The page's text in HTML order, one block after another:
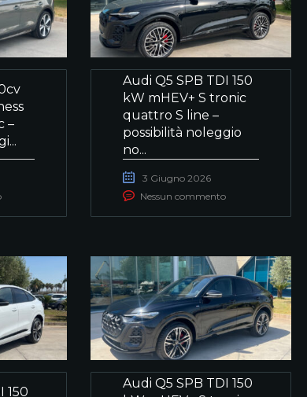
–
Audi Q5 SPB TDI 150
kW mHEV+ S tronic
quattro S line –
possibilità noleggio
no...
3 Giugno 2026
Nessun commento
150
Audi Q5 SPB TDI 150